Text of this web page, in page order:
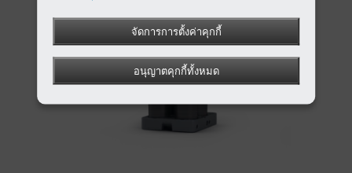
จัดการการตั้งค่าคุกกี้
อนุญาตคุกกี้ทั้งหมด